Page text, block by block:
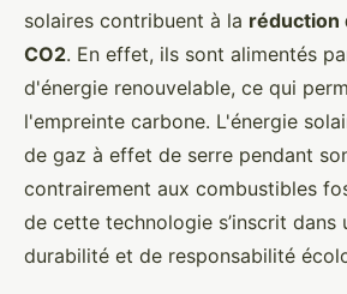
solaires contribuent à la réduction
CO2. En effet, ils sont alimentés
d'énergie renouvelable, ce qui
l'empreinte carbone. L'énergie
de gaz à effet de serre pendant
contrairement aux combustibles
de cette technologie s’inscrit dans
durabilité et de responsabilité